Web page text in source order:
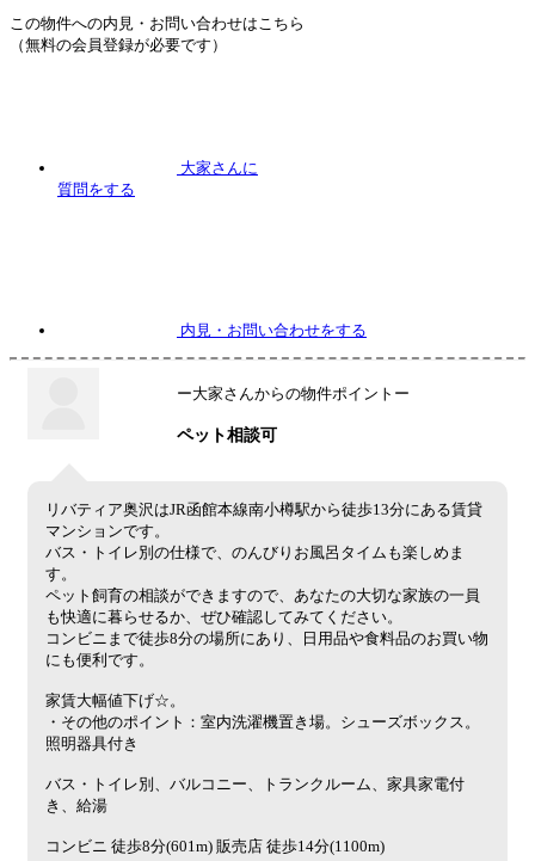
この物件への内見・お問い合わせはこちら
（無料の会員登録が必要です）
大家さんに
質問をする
内見 ・お問い合わせをする
ー大家さんからの物件ポイントー
ペット相談可
リバティア奥沢はJR函館本線南小樽駅から徒歩13分にある賃貸
マンションです。
バス・トイレ別の仕様で、のんびりお風呂タイムも楽しめま
す。
ペット飼育の相談ができますので、あなたの大切な家族の一員
も快適に暮らせるか、ぜひ確認してみてください。
コンビニまで徒歩8分の場所にあり、日用品や食料品のお買い物
にも便利です。
家賃大幅値下げ☆。
・その他のポイント：室内洗濯機置き場。シューズボックス。
照明器具付き
バス・トイレ別、バルコニー、トランクルーム、家具家電付
き、給湯
コンビニ 徒歩8分(601m) 販売店 徒歩14分(1100m)